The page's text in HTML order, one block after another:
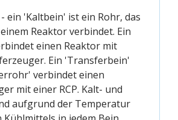
- ein 'Kaltbein' ist ein Rohr, das
Reaktor verbindet. Ein
einen Reaktor mit
Ein 'Transferbein'
verbindet einen
mit einer RCP. Kalt- und
aufgrund der Temperatur